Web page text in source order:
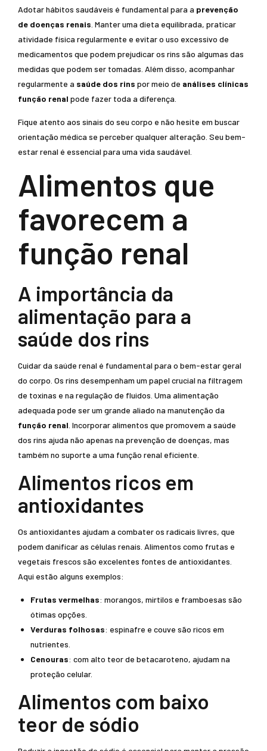
Adotar hábitos saudáveis é fundamental para a prevenção
de doenças renais . Manter uma dieta equilibrada, praticar
atividade física regularmente e evitar o uso excessivo de
medicamentos que podem prejudicar os rins são algumas das
medidas que podem ser tomadas. Além disso, acompanhar
regularmente a saúde dos rins por meio de análises clínicas
função renal pode fazer toda a diferença.
Fique atento aos sinais do seu corpo e não hesite em buscar
orientação médica se perceber qualquer alteração. Seu bem-
estar renal é essencial para uma vida saudável.
Alimentos que
favorecem a
função renal
A importância da
alimentação para a
saúde dos rins
Cuidar da saúde renal é fundamental para o bem-estar geral
do corpo. Os rins desempenham um papel crucial na filtragem
de toxinas e na regulação de fluidos. Uma alimentação
adequada pode ser um grande aliado na manutenção da
função renal . Incorporar alimentos que promovem a saúde
dos rins ajuda não apenas na prevenção de doenças, mas
também no suporte a uma função renal eficiente.
Alimentos ricos em
antioxidantes
Os antioxidantes ajudam a combater os radicais livres, que
podem danificar as células renais. Alimentos como frutas e
vegetais frescos são excelentes fontes de antioxidantes.
Aqui estão alguns exemplos:
Frutas vermelhas: morangos, mirtilos e framboesas são
ótimas opções.
Verduras folhosas: espinafre e couve são ricos em
nutrientes.
Cenouras: com alto teor de betacaroteno, ajudam na
proteção celular.
Alimentos com baixo
teor de sódio